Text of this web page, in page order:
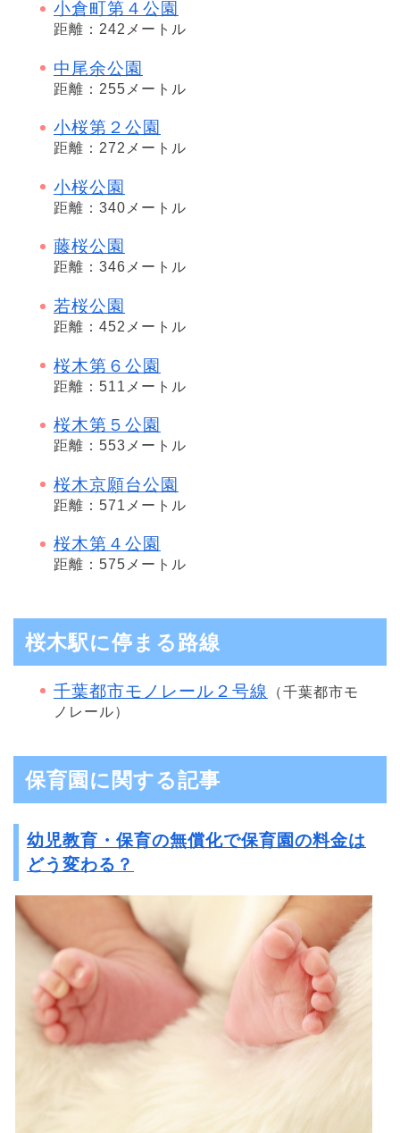
小倉町第４公園
距離：242メートル
中尾余公園
距離：255メートル
小桜第２公園
距離：272メートル
小桜公園
距離：340メートル
藤桜公園
距離：346メートル
若桜公園
距離：452メートル
桜木第６公園
距離：511メートル
桜木第５公園
距離：553メートル
桜木京願台公園
距離：571メートル
桜木第４公園
距離：575メートル
桜木駅に停まる路線
千葉都市モノレール２号線
（千葉都市モ
ノレール）
保育園に関する記事
幼児教育・保育の無償化で保育園の料金は
どう変わる？